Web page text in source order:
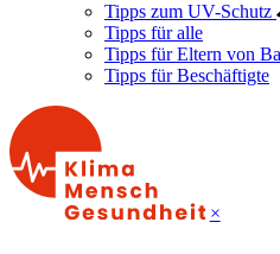
Tipps zum UV-Schutz
Tipps für alle
Tipps für Eltern von
Tipps für Beschäftigte
×